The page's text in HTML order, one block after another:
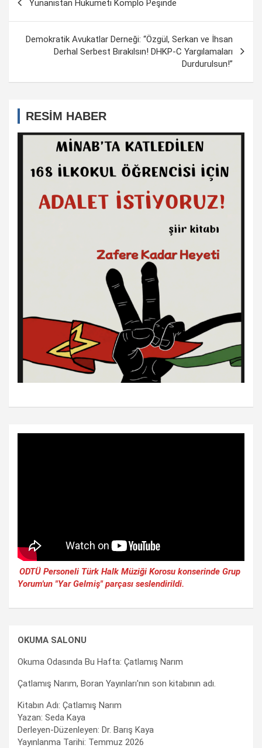
Yunanistan Hükümeti Komplo Peşinde
Demokratik Avukatlar Derneği: “Özgül, Serkan ve İhsan
Derhal Serbest Bırakılsın! DHKP-C Yargılamaları
Durdurulsun!”
RESİM HABER
ODTÜ Personeli Türk Halk Müziği Korosu konserinde Grup
Yorum'un "Yar Gelmiş" parçası seslendirildi.
OKUMA SALONU
Okuma Odasında Bu Hafta: Çatlamış Narım
Çatlamış Narım, Boran Yayınları'nın son kitabının adı.
Kitabın Adı: Çatlamış Narım
Yazan: Seda Kaya
Derleyen-Düzenleyen: Dr. Barış Kaya
Yayınlanma Tarihi: Temmuz 2026